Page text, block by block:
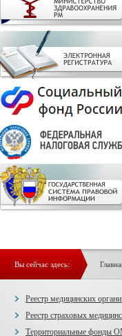
Вы сейчас здесь:
Реестр медицинских
Реестр страховых
Территориальные фонды